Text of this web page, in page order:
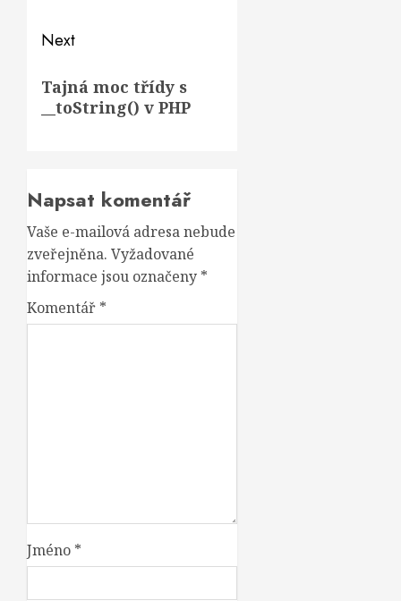
Next
post:
Tajná moc třídy s
__toString() v PHP
Napsat komentář
Vaše e-mailová adresa nebude
zveřejněna. Vyžadované
informace jsou označeny *
Komentář *
Jméno *